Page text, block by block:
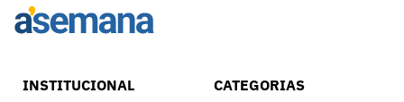
INSTITUCIONAL CATEGORIAS